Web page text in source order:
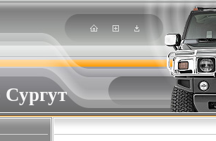
Сургут